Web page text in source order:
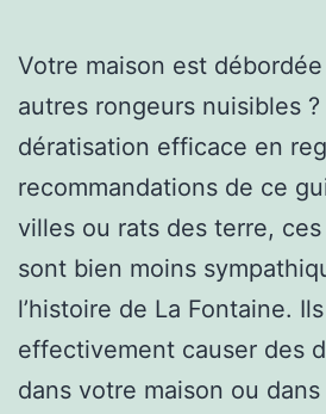
Votre maison est
autres rongeurs nuisibles
dératisation efficace en
recommandations de ce
villes ou rats des terre,
sont bien moins
l’histoire de La Fontaine.
effectivement causer des
dans votre maison ou